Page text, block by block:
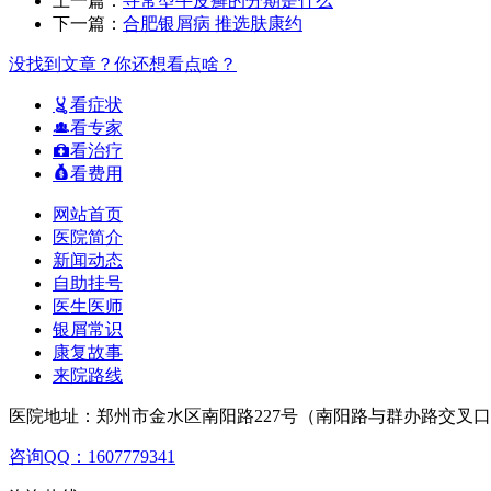
下一篇： 合肥银屑病 推选肤康约
没找到文章？你还想看点啥？
看症状
看专家
看治疗
看费用
网站首页
医院简介
新闻动态
自助挂号
医生医师
银屑常识
康复故事
来院路线
医院地址：郑州市金水区南阳路227号（南阳路与群办路交叉口
咨询QQ：1607779341